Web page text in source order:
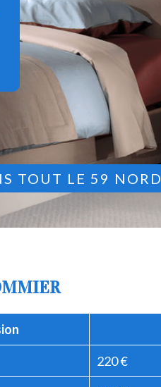
TOUT LE 59 NORD
220 €